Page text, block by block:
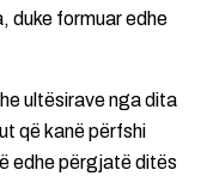
duke formuar edhe
ultësirave nga dita
që kanë përfshi
edhe përgjatë ditës